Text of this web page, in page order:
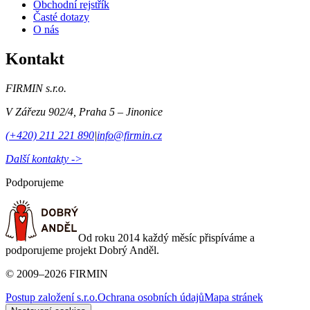
Obchodní rejstřík
Časté dotazy
O nás
Kontakt
FIRMIN s.r.o.
V Zářezu 902/4 Praha 5 – Jinonice
(+420) 211 221 890|info@firmin.cz
Další kontakty ->
Podporujeme
Od roku 2014 každý měsíc přispíváme a
podporujeme projekt Dobrý Anděl.
© 2009–2026 FIRMIN
Postup založení s.r.o.Ochrana osobních údajůMapa stránek